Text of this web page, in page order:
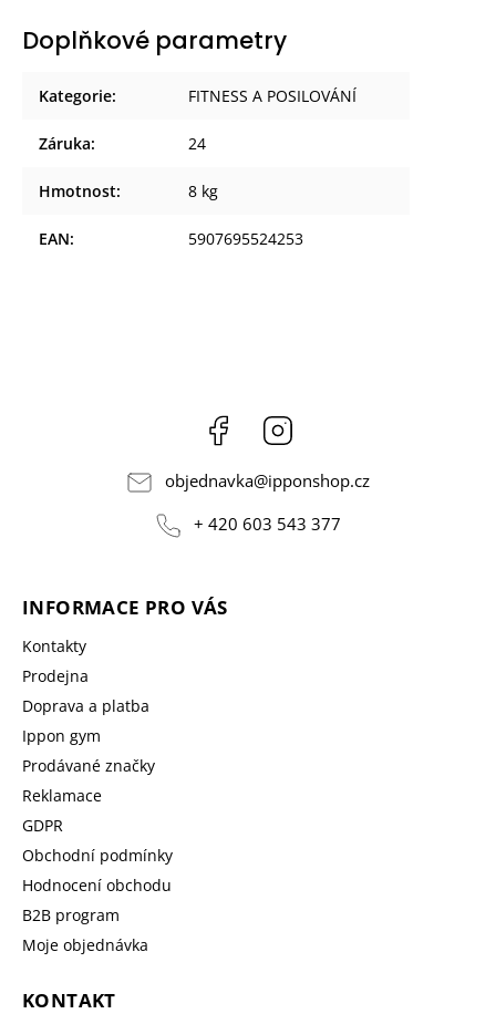
Doplňkové parametry
Kategorie: FITNESS A POSILOVÁNÍ
Záruka: 24
Hmotnost: 8 kg
EAN: 5907695524253
Facebook
objednavka@ipponshop.cz
+ 420 603 543 377
INFORMACE PRO VÁS
Kontakty
Prodejna
Doprava a platba
Ippon gym
Prodávané značky
Reklamace
GDPR
Obchodní podmínky
Hodnocení obchodu
B2B program
Moje objednávka
KONTAKT